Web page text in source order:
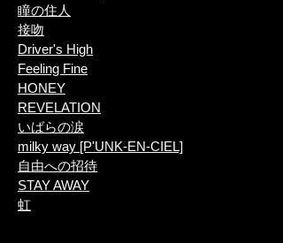
瞳の住人
接吻
Driver's High
Feeling Fine
HONEY
REVELATION
いばらの涙
milky way [P'UNK-EN-CIEL]
自由への招待
STAY AWAY
虹